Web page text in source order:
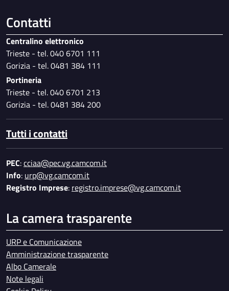
Contatti
Centralino elettronico
Trieste - tel. 040 6701 111
Gorizia - tel. 0481 384 111
Portineria
Trieste - tel. 040 6701 213
Gorizia - tel. 0481 384 200
Tutti i contatti
PEC:cciaa@pec.vg.camcom.it
Info: urp@vg.camcom.it
Registro Imprese: registro.imprese@vg.camcom.it
La camera trasparente
URP e Comunicazione
Amministrazione trasparente
Albo Camerale
Note legali